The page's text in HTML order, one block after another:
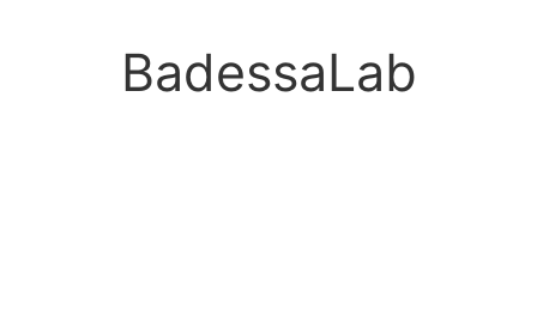
BadessaLab